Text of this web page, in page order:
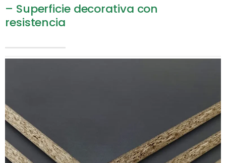
– Superficie decorativa con
resistencia